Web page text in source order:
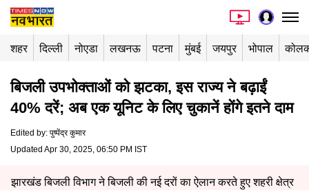
शहर दिल्ली नोएडा लखनऊ पटना मुंबई जयपुर भोपाल
बिजली उपभोक्ताओं को झटका, इस राज्य ने बढ़ाईं
40% दरें; अब एक यूनिट के लिए चुकानें होंगे इतने दाम
Edited by: पुष्पेंद्र कुमार
Updated Apr 30, 2025, 06:50 PM IST
झारखंड बिजली विभाग ने बिजली की नई दरों का ऐलान करते हुए शहरी क्षेत्र